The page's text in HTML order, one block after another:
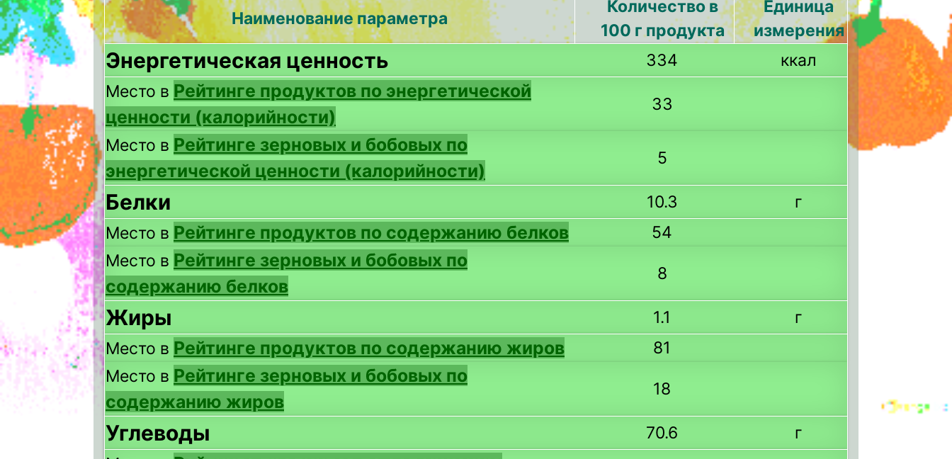
Наименование параметра
Количество в
100 г продукта
Единица
измерения
Энерге­тическая ценность 334
ккал
Место в Рейтинге продуктов по энергетической
ценности (калорийности)
33
Место в Рейтинге зерновых и бобовых по
энергетической ценности (калорийности)
5
Белки 10.3
г
Место в Рейтинге продуктов по содержанию белков
54
Место в Рейтинге зерновых и бобовых по
содержанию белков
8
Жиры 1.1
г
Место в Рейтинге продуктов по содержанию жиров
81
Место в Рейтинге зерновых и бобовых по
содержанию жиров
18
Углеводы 70.6
г